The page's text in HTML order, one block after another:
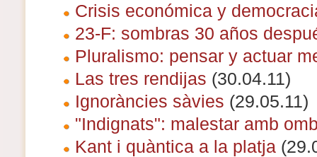
Crisis económica y
23-F: sombras 30 años
Pluralismo: pensar y actuar
Las tres rendijas (30.04.11)
Ignoràncies sàvies (29.05.11)
"Indignats": malestar amb
Kant i quàntica a la platja